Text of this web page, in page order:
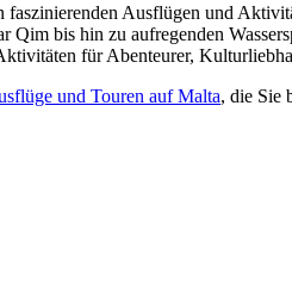
Ausflügen und
Qim bis hin zu aufregenden
für Abenteurer,
und Touren auf Malta, die Sie